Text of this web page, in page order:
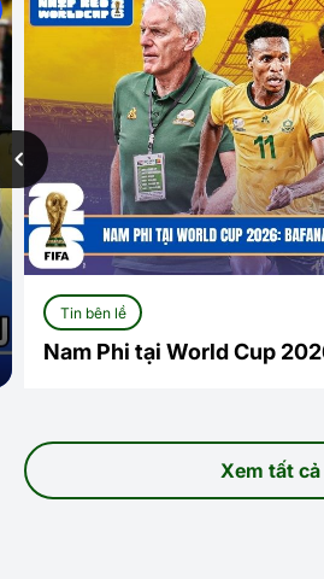
Xem tất cả
Tin bên lề
Nam Phi tại World Cup